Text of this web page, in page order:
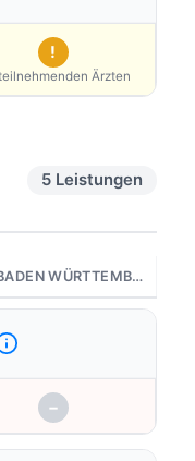
!
Ärzten
5 Leistungen
AOK BADEN WÜRTTEMBERG
−